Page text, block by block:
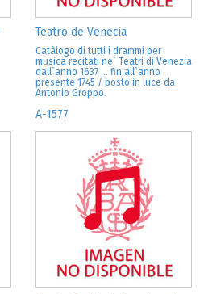
Teatro de Venecia
Catàlogo di tutti i drammi per
musica recitati ne` Teatri di Venezia
dall`anno 1637 ... fin all`anno
presente 1745 / posto in luce da
Antonio Groppo.
A-1577